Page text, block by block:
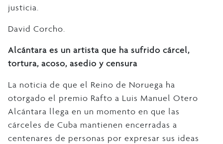
justicia.
David Corcho.
Alcántara es un artista que ha sufrido cárcel,
tortura, acoso, asedio y censura
La noticia de que el Reino de Noruega ha
otorgado el premio Rafto a Luis Manuel Otero
Alcántara llega en un momento en que las
cárceles de Cuba mantienen encerradas a
centenares de personas por expresar sus ideas